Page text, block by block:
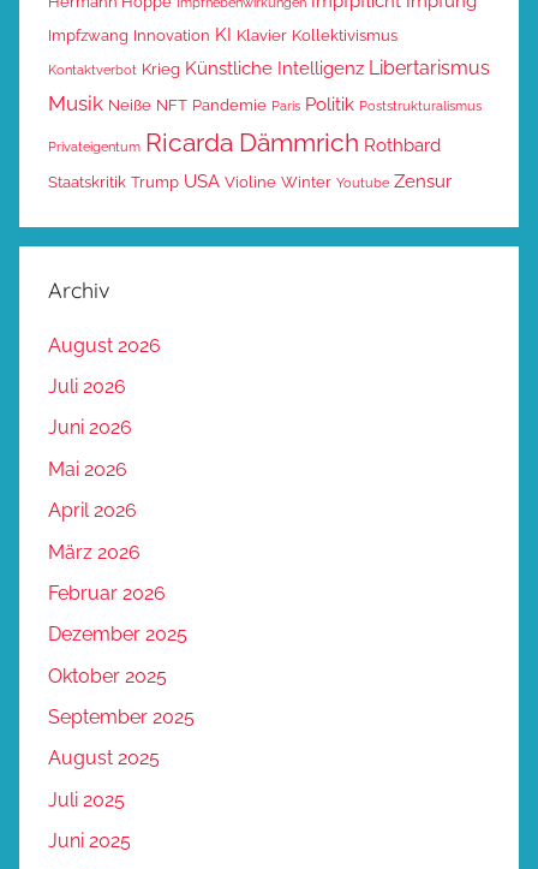
Impfnebenwirkungen
Impfzwang Innovation KI Klavier Kollektivismus
Kontaktverbot Krieg Künstliche Intelligenz Libertarismus
Musik Neiße NFT Pandemie Paris Politik Poststrukturalismus
Privateigentum Ricarda Dämmrich Rothbard
Staatskritik Trump USA Violine Winter Youtube Zensur
Archiv
August 2026
Juli 2026
Juni 2026
Mai 2026
April 2026
März 2026
Februar 2026
Dezember 2025
Oktober 2025
September 2025
August 2025
Juli 2025
Juni 2025